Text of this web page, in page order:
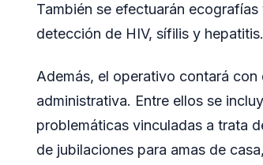
También se efectuarán
detección de HIV, sífilis y hepatitis.
Además, el operativo contará
administrativa. Entre ellos se
problemáticas vinculadas a trata
de jubilaciones para amas de